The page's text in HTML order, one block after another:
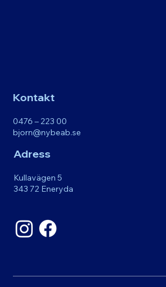
Kontakt
0476 – 223 00
bjorn@nybeab.se
Adress
Kullavägen 5
343 72 Eneryda